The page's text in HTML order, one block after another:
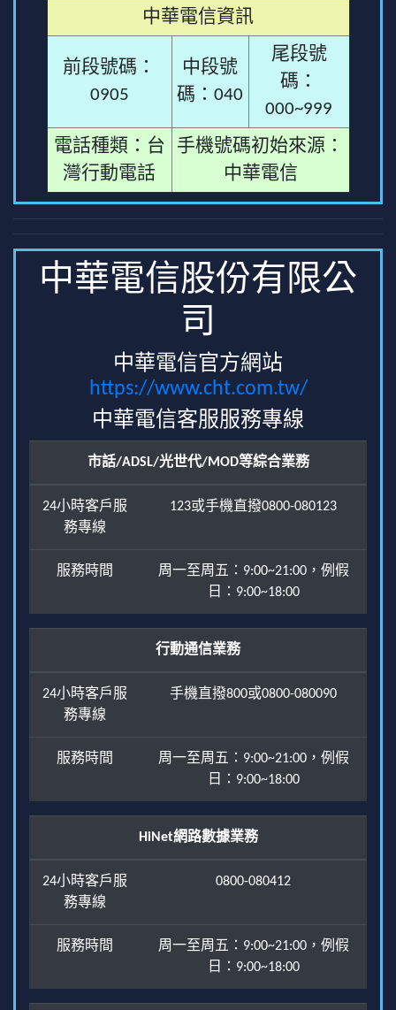
中華電信資訊
前段號碼：
0905
中段號
碼：040
尾段號
碼：
000~999
電話種類：台
灣行動電話
手機號碼初始來源：
中華電信
中華電信股份有限公
司
中華電信官方網站
https://www.cht.com.tw/
中華電信客服服務專線
市話/ADSL/光世代/MOD等綜合業務
24小時客戶服
務專線
123或手機直撥0800-080123
服務時間
周一至周五：9:00~21:00，例假
日：9:00~18:00
行動通信業務
24小時客戶服
務專線
手機直撥800或0800-080090
服務時間
周一至周五：9:00~21:00，例假
日：9:00~18:00
HiNet網路數據業務
24小時客戶服
務專線
0800-080412
服務時間
周一至周五：9:00~21:00，例假
日：9:00~18:00